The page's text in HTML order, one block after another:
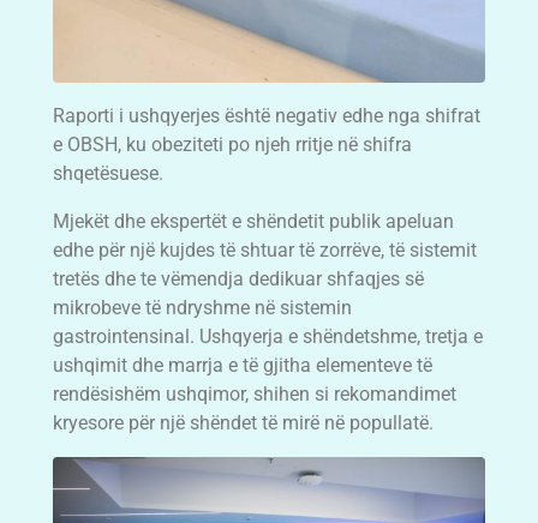
Raporti i ushqyerjes është negativ edhe nga shifrat
e OBSH, ku obeziteti po njeh rritje në shifra
shqetësuese.
Mjekët dhe ekspertët e shëndetit publik apeluan
edhe për një kujdes të shtuar të zorrëve, të sistemit
tretës dhe te vëmendja dedikuar shfaqjes së
mikrobeve të ndryshme në sistemin
gastrointensinal. Ushqyerja e shëndetshme, tretja e
ushqimit dhe marrja e të gjitha elementeve të
rendësishëm ushqimor, shihen si rekomandimet
kryesore për një shëndet të mirë në popullatë.